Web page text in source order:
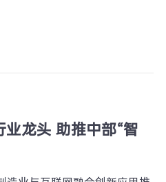
龙头 助推中部“智